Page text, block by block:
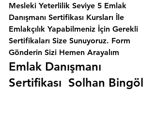
Mesleki Yeterlilik Seviye 5 Emlak
Danışmanı Sertifikası Kursları İle
Emlakçılık Yapabilmeniz İçin Gerekli
Sertifikaları Size Sunuyoruz. Form
Gönderin Sizi Hemen Arayalım
Emlak Danışmanı
Sertifikası  Solhan Bingöl